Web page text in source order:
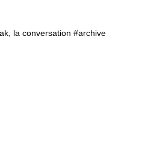
la conversation #archive